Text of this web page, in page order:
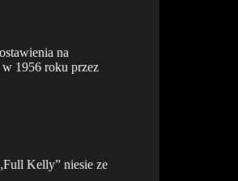
na
1956 roku przez
Kelly” niesie ze